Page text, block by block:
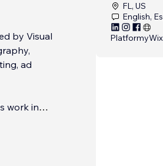
by Visual
ad
work in
FL, US
English,
Platformy